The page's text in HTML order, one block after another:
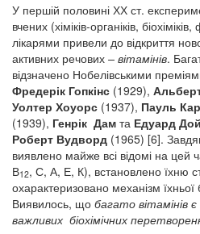
У першій половині ХХ ст.
вчених (хіміків-органіків,
лікарями привели до відкриття
активних речових – вітамінів.
відзначено Нобелівськими
Фредерік Гопкінс (1929),
Уолтер Хоуорс (1937), Пауль
(1939), Генрік Дам та Едуард
Роберт Вудворд (1965) [6].
виявлено майже всі відомі на цей
В12, С, А, Е, К), встановлено їхню
охарактеризовано механізм їхньої
Виявилось, що багато вітамінів
важливих біохімічних